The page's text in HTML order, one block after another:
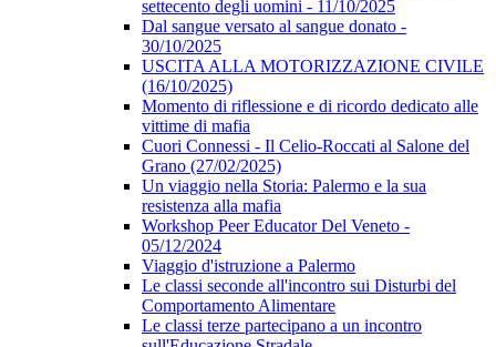
settecento degli uomini - 11/10/2025
Dal sangue versato al sangue donato -
30/10/2025
USCITA ALLA MOTORIZZAZIONE CIVILE
(16/10/2025)
Momento di riflessione e di ricordo dedicato alle
vittime di mafia
Cuori Connessi - Il Celio-Roccati al Salone del
Grano (27/02/2025)
Un viaggio nella Storia: Palermo e la sua
resistenza alla mafia
Workshop Peer Educator Del Veneto -
05/12/2024
Viaggio d'istruzione a Palermo
Le classi seconde all'incontro sui Disturbi del
Comportamento Alimentare
Le classi terze partecipano a un incontro